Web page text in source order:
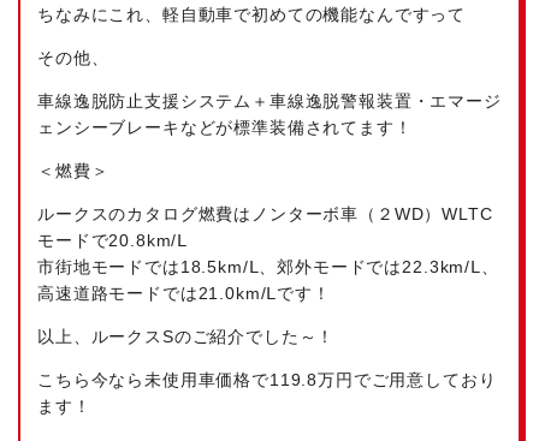
ちなみにこれ、軽自動車で初めての機能なんですって
その他、
車線逸脱防止支援システム＋車線逸脱警報装置・ エマージ
ェンシーブレーキなどが標準装備されてます！
＜燃費＞
ルークスのカタログ燃費はノンターボ車（２WD）WLTC
モードで20.8km/Ⅼ
市街地モードでは18.5km/Ⅼ、郊外モードでは22.3km/Ⅼ、
高速道路モードでは21.0km/Ⅼです！
以上、ルークスSのご紹介でした～！
こちら今なら未使用車価格で119.8万円でご用意しており
ます！